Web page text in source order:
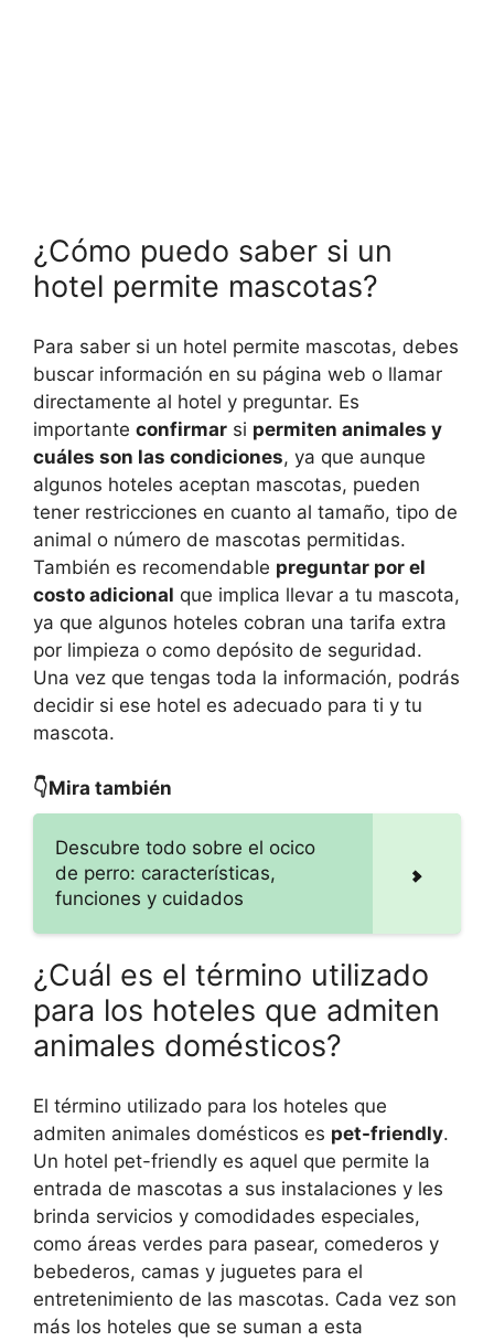
¿Cómo puedo saber si un
hotel permite mascotas?
Para saber si un hotel permite mascotas, debes
buscar información en su página web o llamar
directamente al hotel y preguntar. Es
importante confirmar si permiten animales y
cuáles son las condiciones, ya que aunque
algunos hoteles aceptan mascotas, pueden
tener restricciones en cuanto al tamaño, tipo de
animal o número de mascotas permitidas.
También es recomendable preguntar por el
costo adicional que implica llevar a tu mascota,
ya que algunos hoteles cobran una tarifa extra
por limpieza o como depósito de seguridad.
Una vez que tengas toda la información, podrás
decidir si ese hotel es adecuado para ti y tu
mascota.
👇Mira también
Descubre todo sobre el ocico
de perro: características,
funciones y cuidados
¿Cuál es el término utilizado
para los hoteles que admiten
animales domésticos?
El término utilizado para los hoteles que
admiten animales domésticos es pet-friendly.
Un hotel pet-friendly es aquel que permite la
entrada de mascotas a sus instalaciones y les
brinda servicios y comodidades especiales,
como áreas verdes para pasear, comederos y
bebederos, camas y juguetes para el
entretenimiento de las mascotas. Cada vez son
más los hoteles que se suman a esta